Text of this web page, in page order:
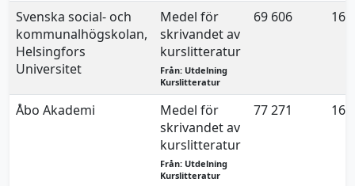
Svenska social- och
kommunalhögskolan,
Helsingfors
Universitet
Medel för
skrivandet av
kurslitteratur
Från: Utdelning
Kurslitteratur
69 606
Åbo Akademi
Medel för
skrivandet av
kurslitteratur
Från: Utdelning
Kurslitteratur
77 271